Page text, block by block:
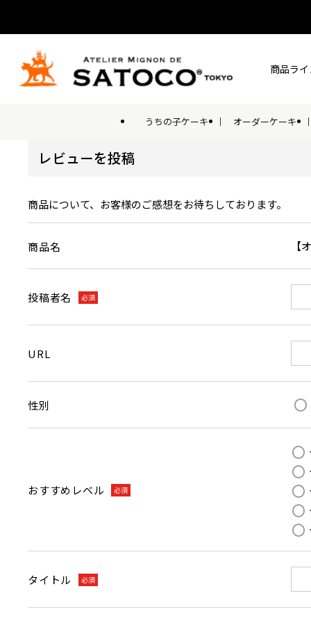
商品ラ
うちの子ケーキ オーダーケーキ
レビューを投稿
商品について、お客様のご感想をお待ちしております。
商品名 【
投稿者名 必須
URL
性別
おすすめレベル 必須
タイトル 必須